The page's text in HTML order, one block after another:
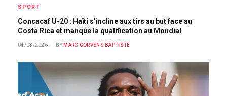
SPORT
Concacaf U-20 : Haïti s’incline aux tirs au but face au
Costa Rica et manque la qualification au Mondial
04/08/2026 BY MARC GORVENS BAPTISTE